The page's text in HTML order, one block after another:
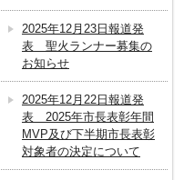
2025年12月23日報道発
表 聖火ランナー募集の
お知らせ
2025年12月22日報道発
表 2025年市長表彰年間
MVP及び下半期市長表彰
対象者の決定について